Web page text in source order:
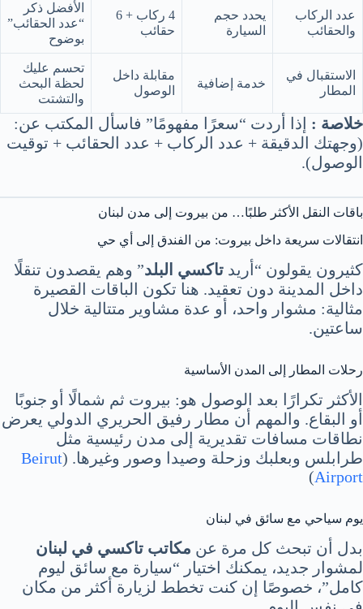
عدد الركاب
والحقائب
يحدد حجم
السيارة
4 ركاب + 6
حقائب
الأفضل ذكر
“عدد الحقائب”
بوضوح
الاستقبال في
المطار
خدمة إضافية
مقابلة داخل
الوصول
تحسم عليك
لحظة البحث
والتشتت
خلاصة : إذا أردت “سعرًا مفهومًا” فاسأل المكتب عن:
(وجهتك الدقيقة + عدد الركاب + عدد الحقائب + توقيت
الوصول).
باقات النقل الأكثر طلبًا… من بيروت إلى مدن لبنان
انتقالات سريعة داخل بيروت: من الفندق إلى أي حي
كثيرون يقولون “أريد تاكسي البلد” وهم يقصدون تنقلًا
داخل المدينة دون تعقيد. هنا تكون الباقات القصيرة
مثالية: مشوار واحد، أو عدة مشاوير متتالية خلال
ساعتين.
رحلات المطار إلى المدن الأساسية
الأكثر تكرارًا بعد الوصول هو: بيروت ثم شمالًا أو جنوبًا
أو البقاع. والمهم أن مطار رفيق الحريري الدولي يعرض
نطاقات مسافات تقديرية إلى مدن رئيسية مثل
طرابلس وبعلبك وزحلة وصيدا وصور وغيرها. (Beirut
Airport
)
يوم سياحي مع سائق في لبنان
بدل أن تبحث كل مرة عن مكاتب تاكسي في لبنان
لمشوار جديد، يمكنك اختيار “سيارة مع سائق ليوم
كامل”، خصوصًا إن كنت تخطط لزيارة أكثر من مكان